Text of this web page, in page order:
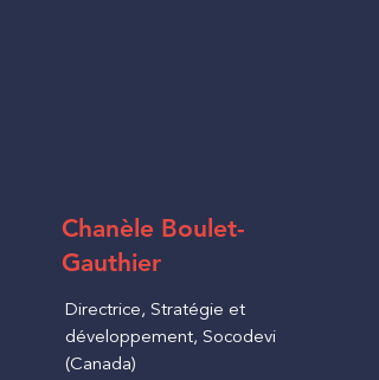
Chanèle Boulet-
Gauthier
Directrice, Stratégie et
développement, Socodevi
(Canada)